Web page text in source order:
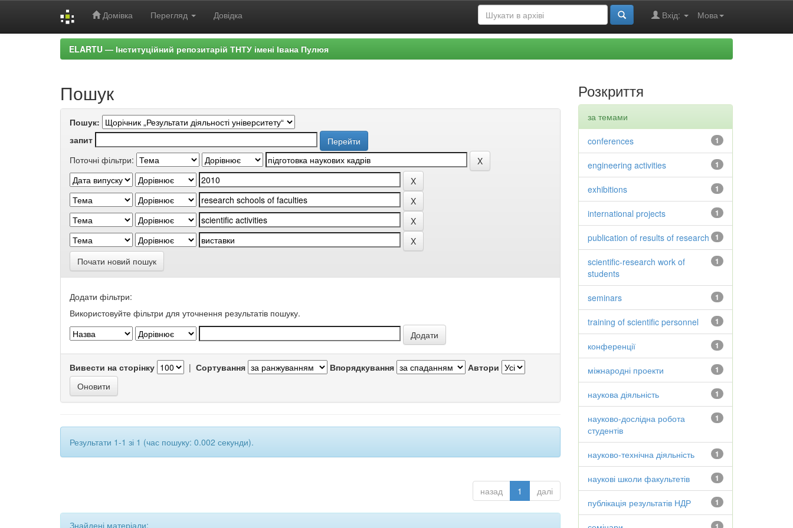
Домівка Перегляд Довідка Мова
Вхід:
ELARTU — Інституційний репозитарій ТНТУ імені Івана Пулюя
Пошук
Пошук:
запит
Поточні фільтри:
Почати новий пошук
Додати фільтри:
Використовуйте фільтри для уточнення результатів пошуку.
Вивести на сторінку | Сортування Впорядкування Автори
Результати 1-1 зі 1 (час пошуку: 0.002 секунди).
назад 1 далі
Знайдені матеріали:
Розкриття
за темами
1
conferences
1
engineering activities
1
exhibitions
1
international projects
1
publication of results of research
1
scientific-research work of
students
1
seminars
1
training of scientific personnel
1
конференції
1
міжнародні проекти
1
наукова діяльність
1
науково-дослідна робота
студентів
1
науково-технічна діяльність
1
наукові школи факультетів
1
публікація результатів НДР